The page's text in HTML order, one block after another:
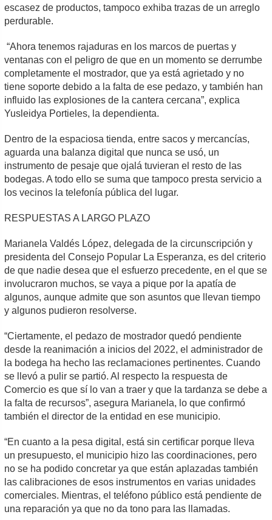
escasez de productos, tampoco exhiba trazas de un arreglo
perdurable.
“Ahora tenemos rajaduras en los marcos de puertas y
ventanas con el peligro de que en un momento se derrumbe
completamente el mostrador, que ya está agrietado y no
tiene soporte debido a la falta de ese pedazo, y también han
influido las explosiones de la cantera cercana”, explica
Yusleidya Portieles, la dependienta.
Dentro de la espaciosa tienda, entre sacos y mercancías,
aguarda una balanza digital que nunca se usó, un
instrumento de pesaje que ojalá tuvieran el resto de las
bodegas. A todo ello se suma que tampoco presta servicio a
los vecinos la telefonía pública del lugar.
RESPUESTAS A LARGO PLAZO
Marianela Valdés López, delegada de la circunscripción y
presidenta del Consejo Popular La Esperanza, es del criterio
de que nadie desea que el esfuerzo precedente, en el que se
involucraron muchos, se vaya a pique por la apatía de
algunos, aunque admite que son asuntos que llevan tiempo
y algunos pudieron resolverse.
“Ciertamente, el pedazo de mostrador quedó pendiente
desde la reanimación a inicios del 2022, el administrador de
la bodega ha hecho las reclamaciones pertinentes. Cuando
se llevó a pulir se partió. Al respecto la respuesta de
Comercio es que sí lo van a traer y que la tardanza se debe a
la falta de recursos”, asegura Marianela, lo que confirmó
también el director de la entidad en ese municipio.
“En cuanto a la pesa digital, está sin certificar porque lleva
un presupuesto, el municipio hizo las coordinaciones, pero
no se ha podido concretar ya que están aplazadas también
las calibraciones de esos instrumentos en varias unidades
comerciales. Mientras, el teléfono público está pendiente de
una reparación ya que no da tono para las llamadas.